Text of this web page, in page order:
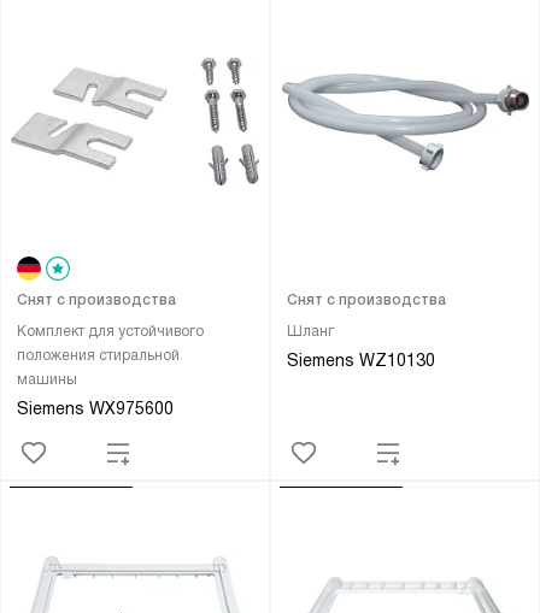
Комплект для устойчивого
положения стиральной
машины
Siemens WX975600
Снят с производства
Шланг
Siemens WZ10130
Снят с производства